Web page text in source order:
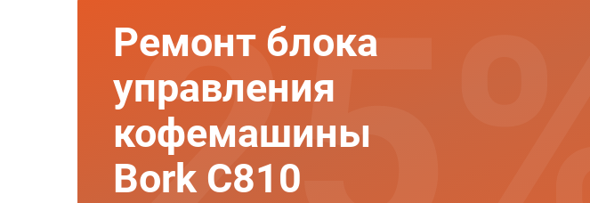
Ремонт блока
управления
кофемашины
Bork C810